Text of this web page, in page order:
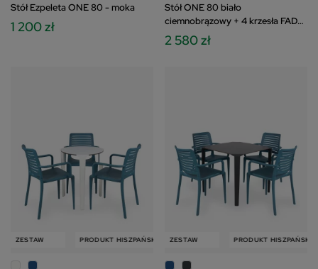
Stół Ezpeleta ONE 80 - moka
1 200 zł
Stół ONE 80 biało
ciemnobrązowy + 4 krzesła FADO
ciemnobrązowy
2 580 zł
PRODUKT HISZPAŃSKI ZESTAW
PRODUKT HISZPAŃSKI ZESTAW PRODUKT HISZPAŃSKI